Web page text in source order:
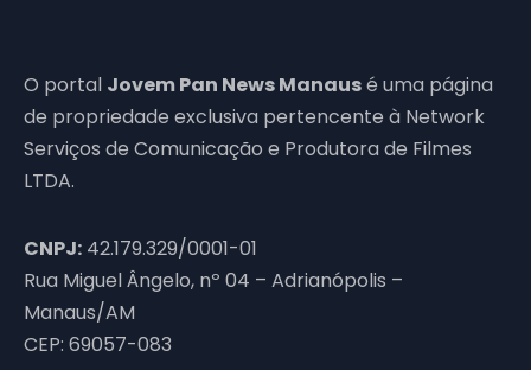
O portal Jovem Pan News Manausé uma página
de propriedade exclusiva pertencente à Network
Serviços de Comunicação e Produtora de Filmes
LTDA.
CNPJ: 42.179.329/0001-01
Rua Miguel Ângelo, nº 04 – Adrianópolis –
Manaus/AM
CEP: 69057-083